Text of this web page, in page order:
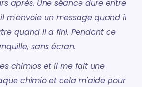
après. Une séance dure entre
m'envoie un message quand il
quand il a fini. Pendant ce
sans écran.
chimios et il me fait une
chimio et cela m'aide pour